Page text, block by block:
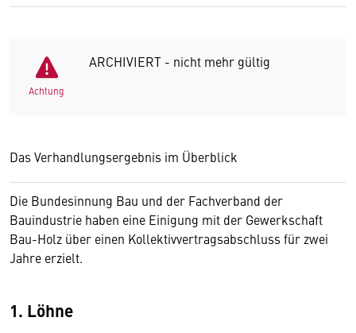
Achtung
ARCHIVIERT - nicht mehr gültig
Das Verhandlungsergebnis im Überblick
Die Bundesinnung Bau und der Fachverband der
Bauindustrie haben eine Einigung mit der Gewerkschaft
Bau-Holz über einen Kollektivvertragsabschluss für zwei
Jahre erzielt.
1. Löhne